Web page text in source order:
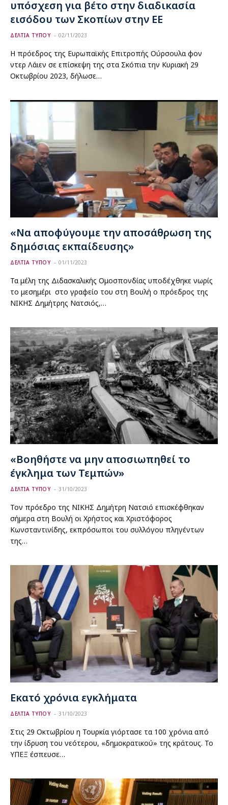
υπόσχεση για βέτο στην διαδικασία
εισόδου των Σκοπίων στην ΕΕ
ΔΕΛΤΙΑ ΤΥΠΟΥ 02/11/2023
Η πρόεδρος της Ευρωπαϊκής Επιτροπής Ούρσουλα φον
ντερ Λάιεν σε επίσκεψη της στα Σκόπια την Κυριακή 29
Οκτωβρίου 2023, δήλωσε…
«Να αποφύγουμε την αποσάθρωση της
δημόσιας εκπαίδευσης»
ΔΕΛΤΙΑ ΤΥΠΟΥ 01/11/2023
Τα μέλη της Διδασκαλικής Ομοσπονδίας υποδέχθηκε νωρίς
το μεσημέρι στο γραφείο του στη Βουλή ο πρόεδρος της
ΝΙΚΗΣ Δημήτρης Νατσιός,…
«Βοηθήστε να μην αποσιωπηθεί το
έγκλημα των Τεμπών»
ΔΕΛΤΙΑ ΤΥΠΟΥ 31/10/2023
Τον πρόεδρο της ΝΙΚΗΣ Δημήτρη Νατσιό επισκέφθηκαν
σήμερα στη Βουλή οι Χρήστος και Χριστόφορος
Κωνσταντινίδης, εκπρόσωποι του συλλόγου πληγέντων
της…
Εκατό χρόνια εγκλήματα
ΔΕΛΤΙΑ ΤΥΠΟΥ 31/10/2023
Στις 29 Οκτωβρίου η Τουρκία γιόρτασε τα 100 χρόνια από
την ίδρυση του νεότερου, «δημοκρατικού» της κράτους. Το
ΥΠΕΞ έσπευσε…